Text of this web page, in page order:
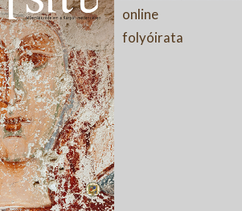
online
folyóirata